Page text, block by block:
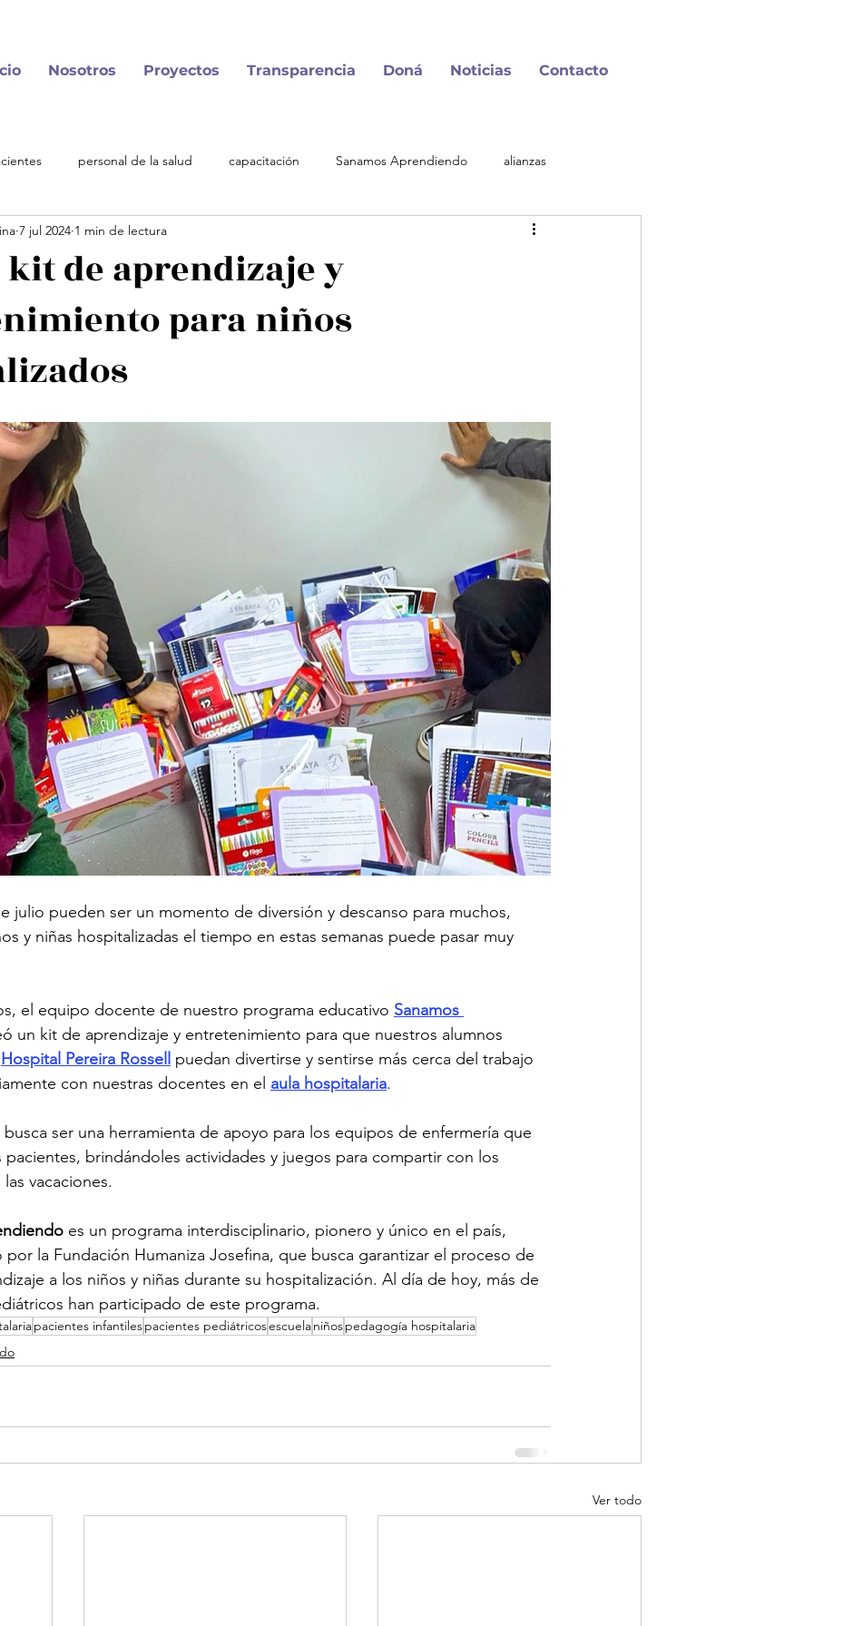
Nosotros Proyectos Transparencia Doná Noticias Contacto
personal de la salud capacitación Sanamos Aprendiendo alianzas
kit de aprendizaje y
para niños
7 jul 2024 1 min de lectura
julio pueden ser un momento de diversión y descanso para muchos,
y niñas hospitalizadas el tiempo en estas semanas puede pasar muy
el equipo docente de nuestro programa educativo Sanamos
un kit de aprendizaje y entretenimiento para que nuestros alumnos
Hospital Pereira Rossell
puedan divertirse y sentirse más cerca del trabajo
con nuestras docentes en el aula hospitalaria.
ser una herramienta de apoyo para los equipos de enfermería que
pacientes, brindándoles actividades y juegos para compartir con los
vacaciones.
es un programa interdisciplinario, pionero y único en el país,
la Fundación Humaniza Josefina, que busca garantizar el proceso de
a los niños y niñas durante su hospitalización. Al día de hoy, más de
han participado de este programa.
pacientes infantilespacientes pediátricosescuelaniñospedagogía hospitalaria
Ver todo